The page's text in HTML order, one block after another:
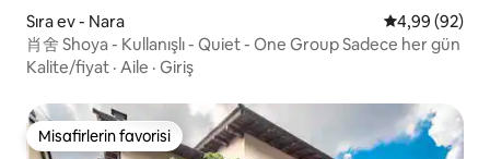
Sıra ev - Nara 5 üzerinden
4,99 (92)
肖舍 Shoya - Kullanışlı - Quiet - One Group Sadece her gün
Kalite/fiyat · Aile · Giriş
Misafirlerin favorisi
Misafirlerin favorisi